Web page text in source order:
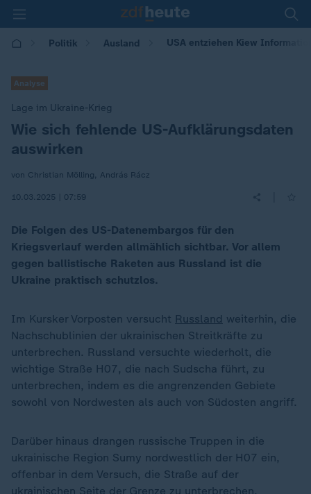
Politik Ausland USA entziehen Kiew
Analyse
Lage im Ukraine-Krieg
:
Wie sich fehlende US-Aufklärungsdaten
auswirken
von Christian Mölling, András Rácz
10.03.2025 | 07:59
Die Folgen des US-Datenembargos für den
Kriegsverlauf werden allmählich sichtbar. Vor allem
gegen ballistische Raketen aus Russland ist die
Ukraine praktisch schutzlos.
Im Kursker Vorposten versucht Russland weiterhin, die
Nachschublinien der ukrainischen Streitkräfte zu
unterbrechen. Russland versuchte wiederholt, die
wichtige Straße H07, die nach Sudscha führt, zu
unterbrechen, indem es die angrenzenden Gebiete
sowohl von Nordwesten als auch von Südosten angriff.
Darüber hinaus drangen russische Truppen in die
ukrainische Region Sumy nordwestlich der H07 ein,
offenbar in dem Versuch, die Straße auf der
ukrainischen Seite der Grenze zu unterbrechen.